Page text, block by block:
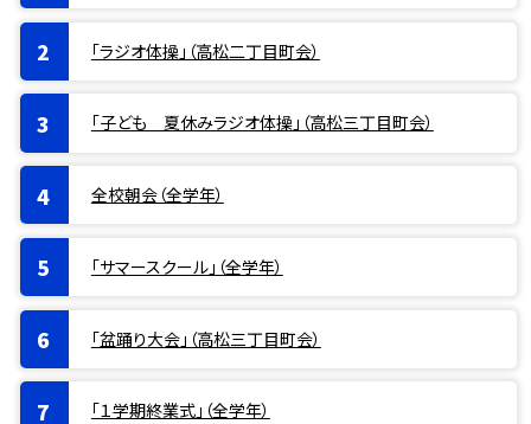
「ラジオ体操」（高松二丁目町会）
「子ども 夏休みラジオ体操」（高松三丁目町会）
全校朝会（全学年）
「サマースクール」（全学年）
「盆踊り大会」（高松三丁目町会）
「１学期終業式」（全学年）